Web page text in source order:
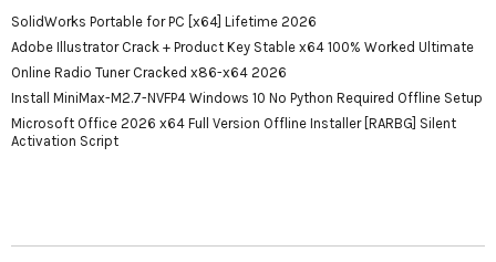
SolidWorks Portable for PC [x64] Lifetime 2026
Adobe Illustrator Crack + Product Key Stable x64 100% Worked Ultimate
Online Radio Tuner Cracked x86-x64 2026
Install MiniMax-M2.7-NVFP4 Windows 10 No Python Required Offline Setup
Microsoft Office 2026 x64 Full Version Offline Installer [RARBG] Silent
Activation Script